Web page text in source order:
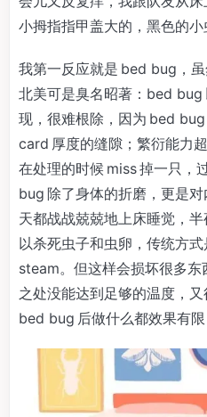
小拇指指甲盖大的，黑色的小
我第一反应就是 bed bug，
北美可是臭名昭著：bed bug
现，很难根除，因为 bed
card 厚度的缝隙；繁衍能力
在处理的时候 miss 掉一只，
bug 除了身体的折磨，更是
天都战战兢兢地上床睡觉，
以杀死虫子和虫卵，传统方式
steam。但这样会损坏很多
之处没能达到足够的温度，
bed bug 后做什么都效果有限